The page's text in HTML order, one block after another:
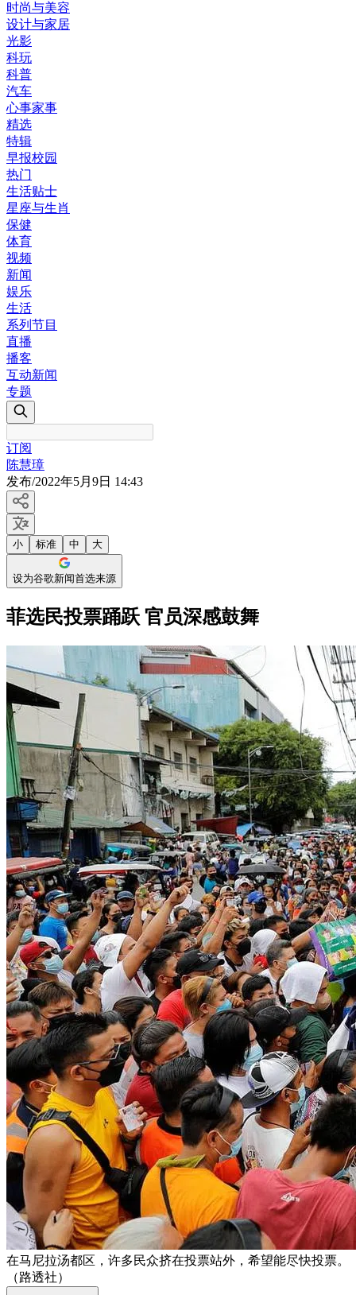
时尚与美容
设计与家居
光影
科玩
科普
汽车
心事家事
精选
特辑
早报校园
热门
生活贴士
星座与生肖
保健
体育
视频
新闻
娱乐
生活
系列节目
直播
播客
互动新闻
专题
订阅
陈慧璋
发布/2022年5月9日 14:43
小 标准 中 大
设为谷歌新闻首选来源
菲选民投票踊跃 官员深感鼓舞
在马尼拉汤都区，许多民众挤在投票站外，希望能尽快投票。
（路透社）